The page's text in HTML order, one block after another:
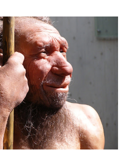
, é, e continua a ser um
várias gerações de cozinheiros
barato de influencer ) e um
gastronomia portuguesa.
Vinhais A etimologia da palavra
Suspeita-se que deriva da
também nas ervas alheiras :
Allium vinale ou Allium
o antigo Egipto qu...